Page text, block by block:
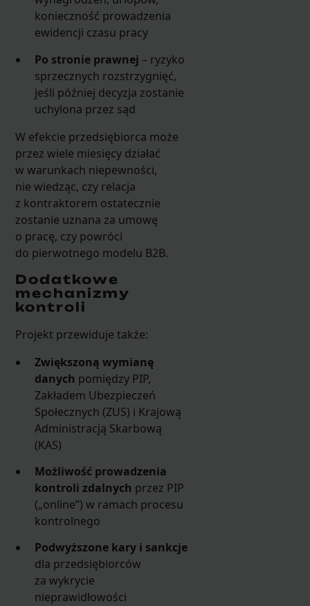
konieczność prowadzenia
ewidencji czasu pracy
Po stronie prawnej – ryzyko
sprzecznych rozstrzygnięć,
jeśli później decyzja zostanie
uchylona przez sąd
W efekcie przedsiębiorca może
przez wiele miesięcy działać
w warunkach niepewności,
nie wiedząc, czy relacja
z kontraktorem ostatecznie
zostanie uznana za umowę
o pracę, czy powróci
do pierwotnego modelu B2B.
Dodatkowe
mechanizmy
kontroli
Projekt przewiduje także:
Zwiększoną wymianę
danych pomiędzy PIP,
Zakładem Ubezpieczeń
Społecznych (ZUS) i Krajową
Administracją Skarbową
(KAS)
Możliwość prowadzenia
kontroli zdalnych przez PIP
(„online”) w ramach procesu
kontrolnego
Podwyższone kary i sankcje
dla przedsiębiorców
za wykrycie
nieprawidłowości